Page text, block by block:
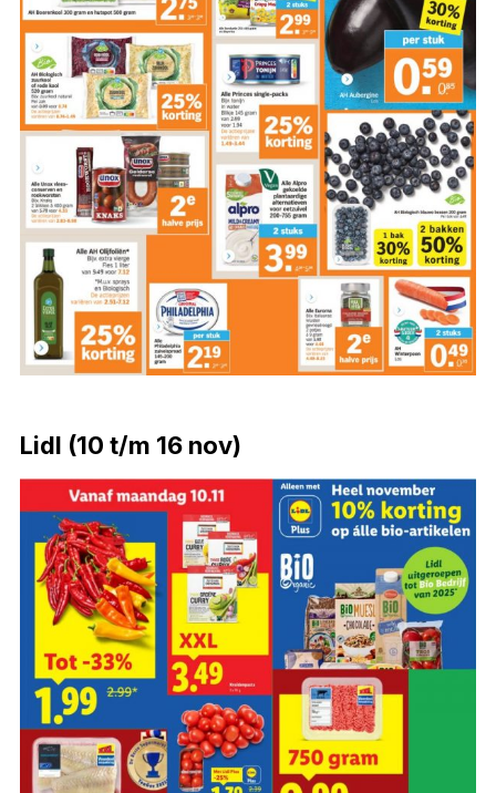
Lidl (10 t/m 16 nov)